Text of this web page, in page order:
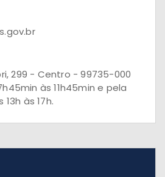
299 - Centro - 99735-000
às 11h45min e pela
às 17h.